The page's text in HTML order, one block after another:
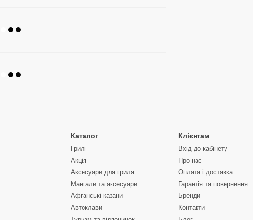
Каталог
Грилі
Акція
Аксесуари для гриля
Мангали та аксесуари
Афганські казани
Автоклави
Клієнтам
Вхід до кабінету
Про нас
Оплата і доставка
Гарантія та повернення
Бренди
Контакти